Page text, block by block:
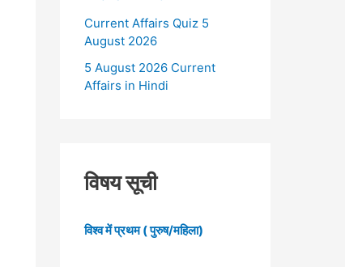
Current Affairs Quiz 5
August 2026
5 August 2026 Current
Affairs in Hindi
विषय सूची
विश्व में प्रथम ( पुरुष/महिला)